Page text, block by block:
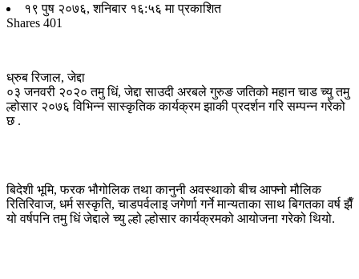
१९ पुष २०७६, शनिबार १६:५६ मा प्रकाशित
Shares 401
ध्रुब रिजाल, जेद्दा
०३ जनवरी २०२० तमु धिं, जेद्दा साउदी अरबले गुरुङ जतिको महान चाड च्यु तमु
ल्होसार २०७६ विभिन्न सास्कृतिक कार्यक्रम झाकी प्रदर्शन गरि सम्पन्न गरेको
छ .
बिदेशी भूमि, फरक भौगोलिक तथा कानुनी अवस्थाको बीच आफ्नो मौलिक
रितिरिवाज, धर्म सस्कृति, चाडपर्वलाइ जगेर्णा गर्ने मान्यताका साथ बिगतका वर्ष झैँ
यो वर्षपनि तमु धिं जेद्दाले च्यु ल्हो ल्होसार कार्यक्रमको आयोजना गरेको थियो.